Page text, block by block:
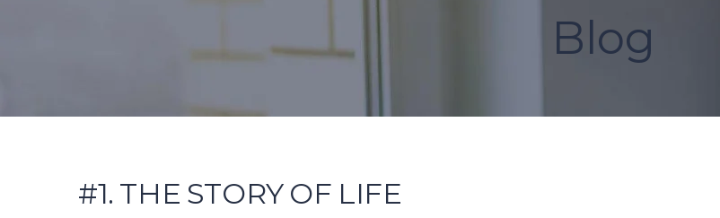
Blog
#1. THE STORY OF LIFE